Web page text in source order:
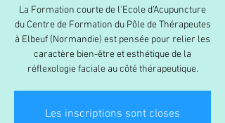
La Formation courte de l'Ecole d'Acupuncture
du Centre de Formation du Pôle de Thérapeutes
à Elbeuf (Normandie) est pensée pour relier les
caractère bien-être et esthétique de la
réflexologie faciale au côté thérapeutique.
Les inscriptions sont closes